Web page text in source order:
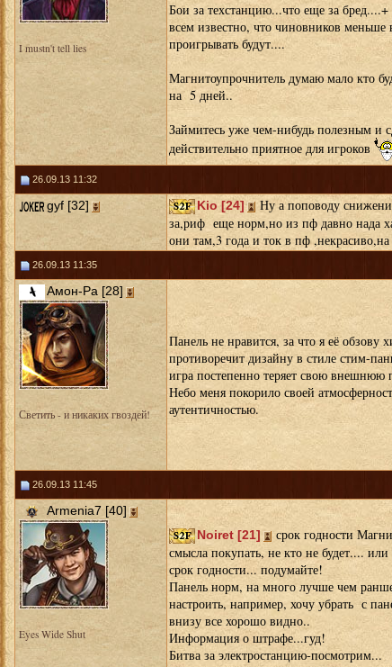
I mustn't tell lies
Бои за техстанцию...что еще за
всем известно, что чиновников
проигрывать будут....
Магнитоупрочнитель думаю мало кто
на 5 дней..
Займитесь уже чем-нибудь полезным и
действительно приятное для игроков
26.09.13 11:32
gyf [32] Kio [24]
Ну а поповоду
за,риф еще норм,но из пф давно нада
они там,3 года и ток в пф ,некрасиво,на
26.09.13 11:35
Амон-Ра [28]
Светить - и никаких гвоздей!
Панель не нравится, за что я её обзову
противоречит дизайну в стиле стим-
игра постепенно теряет свою внешнюю
Небо меня покорило своей
аутентичностью.
26.09.13 11:45
Armenia7 [40]
Eyes Wide Shut
Noiret [21]
срок годности
смысла покупать, не кто не будет....
срок годности... подумайте!
Панель норм, на много лучше чем
настроить, например, хочу убрать с
внизу все хорошо видно..
Информация о штрафе...гуд!
Битва за электростанцию-посмотрим...